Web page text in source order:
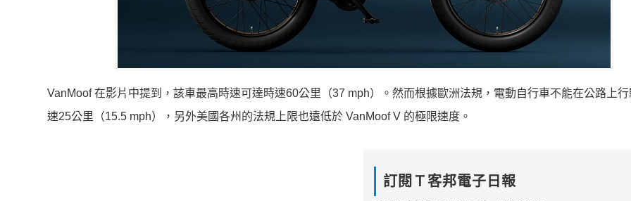
VanMoof 在影片中提到，該車最高時速可達時速60公里（37 mph）。然而根據歐洲法規，電動自行車不能在公路上
速25公里（15.5 mph），另外美國各州的法規上限也遠低於 VanMoof V 的極限速度。
訂閱Ｔ客邦電子日報